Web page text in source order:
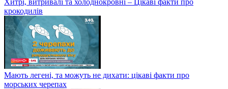
крокодилів
Мають легені, та можуть не дихати: цікаві факти про
морських черепах